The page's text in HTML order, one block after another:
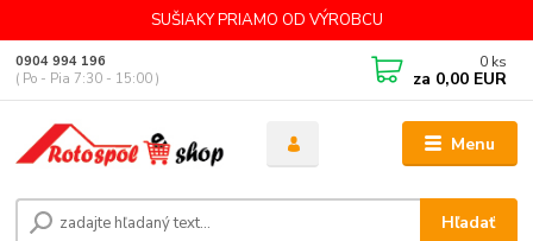
SUŠIAKY PRIAMO OD VÝROBCU
Menu
Hľadať
0904 994 196
( Po - Pia 7:30 - 15:00 )
0 ks
za 0,00 EUR